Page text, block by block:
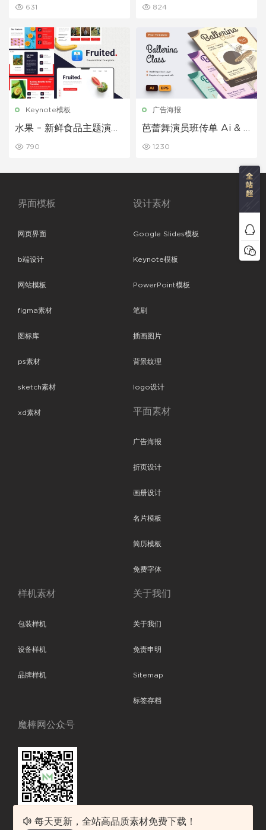
631 824
Keynote模板
水果 – 新鲜食品主题演讲
790
广告海报
芭蕾舞演员班传单 Ai & E
1230
界面模板
网页界面
b端设计
网站模板
figma素材
图标库
ps素材
sketch素材
xd素材
设计素材
Google Slides模板
Keynote模板
PowerPoint模板
笔刷
插画图片
背景纹理
logo设计
平面素材
广告海报
折页设计
画册设计
名片模板
简历模板
免费字体
样机素材
包装样机
设备样机
品牌样机
关于我们
关于我们
免责申明
Sitemap
标签存档
魔棒网公众号
每天更新，全站高品质素材免费下载！